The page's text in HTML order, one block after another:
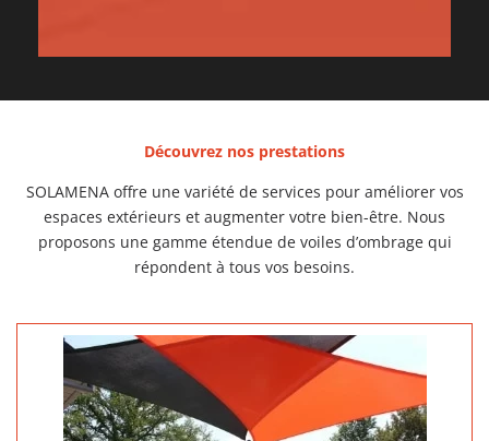
Découvrez nos prestations
SOLAMENA offre une variété de services pour améliorer vos
espaces extérieurs et augmenter votre bien-être. Nous
proposons une gamme étendue de voiles d’ombrage qui
répondent à tous vos besoins.